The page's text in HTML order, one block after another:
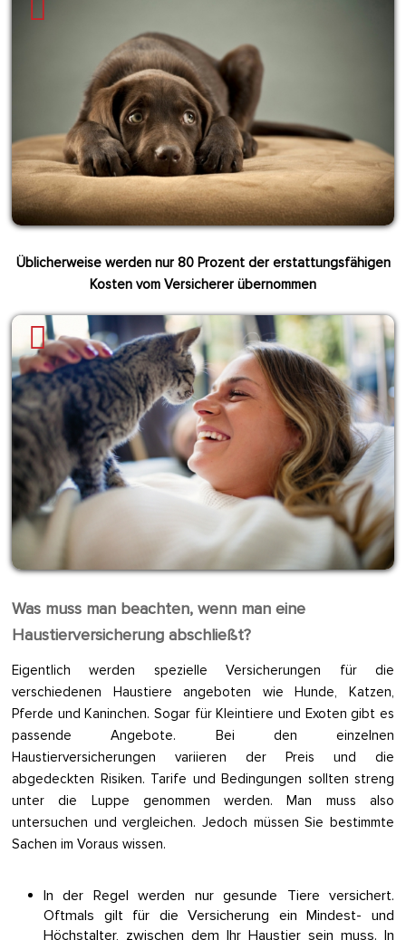
Üblicherweise werden nur 80 Prozent der erstattungsfähigen
Kosten vom Versicherer übernommen
Was muss man beachten, wenn man eine
Haustierversicherung abschließt?
Eigentlich werden spezielle Versicherungen für die
verschiedenen Haustiere angeboten wie Hunde, Katzen,
Pferde und Kaninchen. Sogar für Kleintiere und Exoten gibt es
passende Angebote. Bei den einzelnen
Haustierversicherungen variieren der Preis und die
abgedeckten Risiken. Tarife und Bedingungen sollten streng
unter die Luppe genommen werden. Man muss also
untersuchen und vergleichen. Jedoch müssen Sie bestimmte
Sachen im Voraus wissen.
In der Regel werden nur gesunde Tiere versichert.
Oftmals gilt für die Versicherung ein Mindest- und
Höchstalter, zwischen dem Ihr Haustier sein muss. In